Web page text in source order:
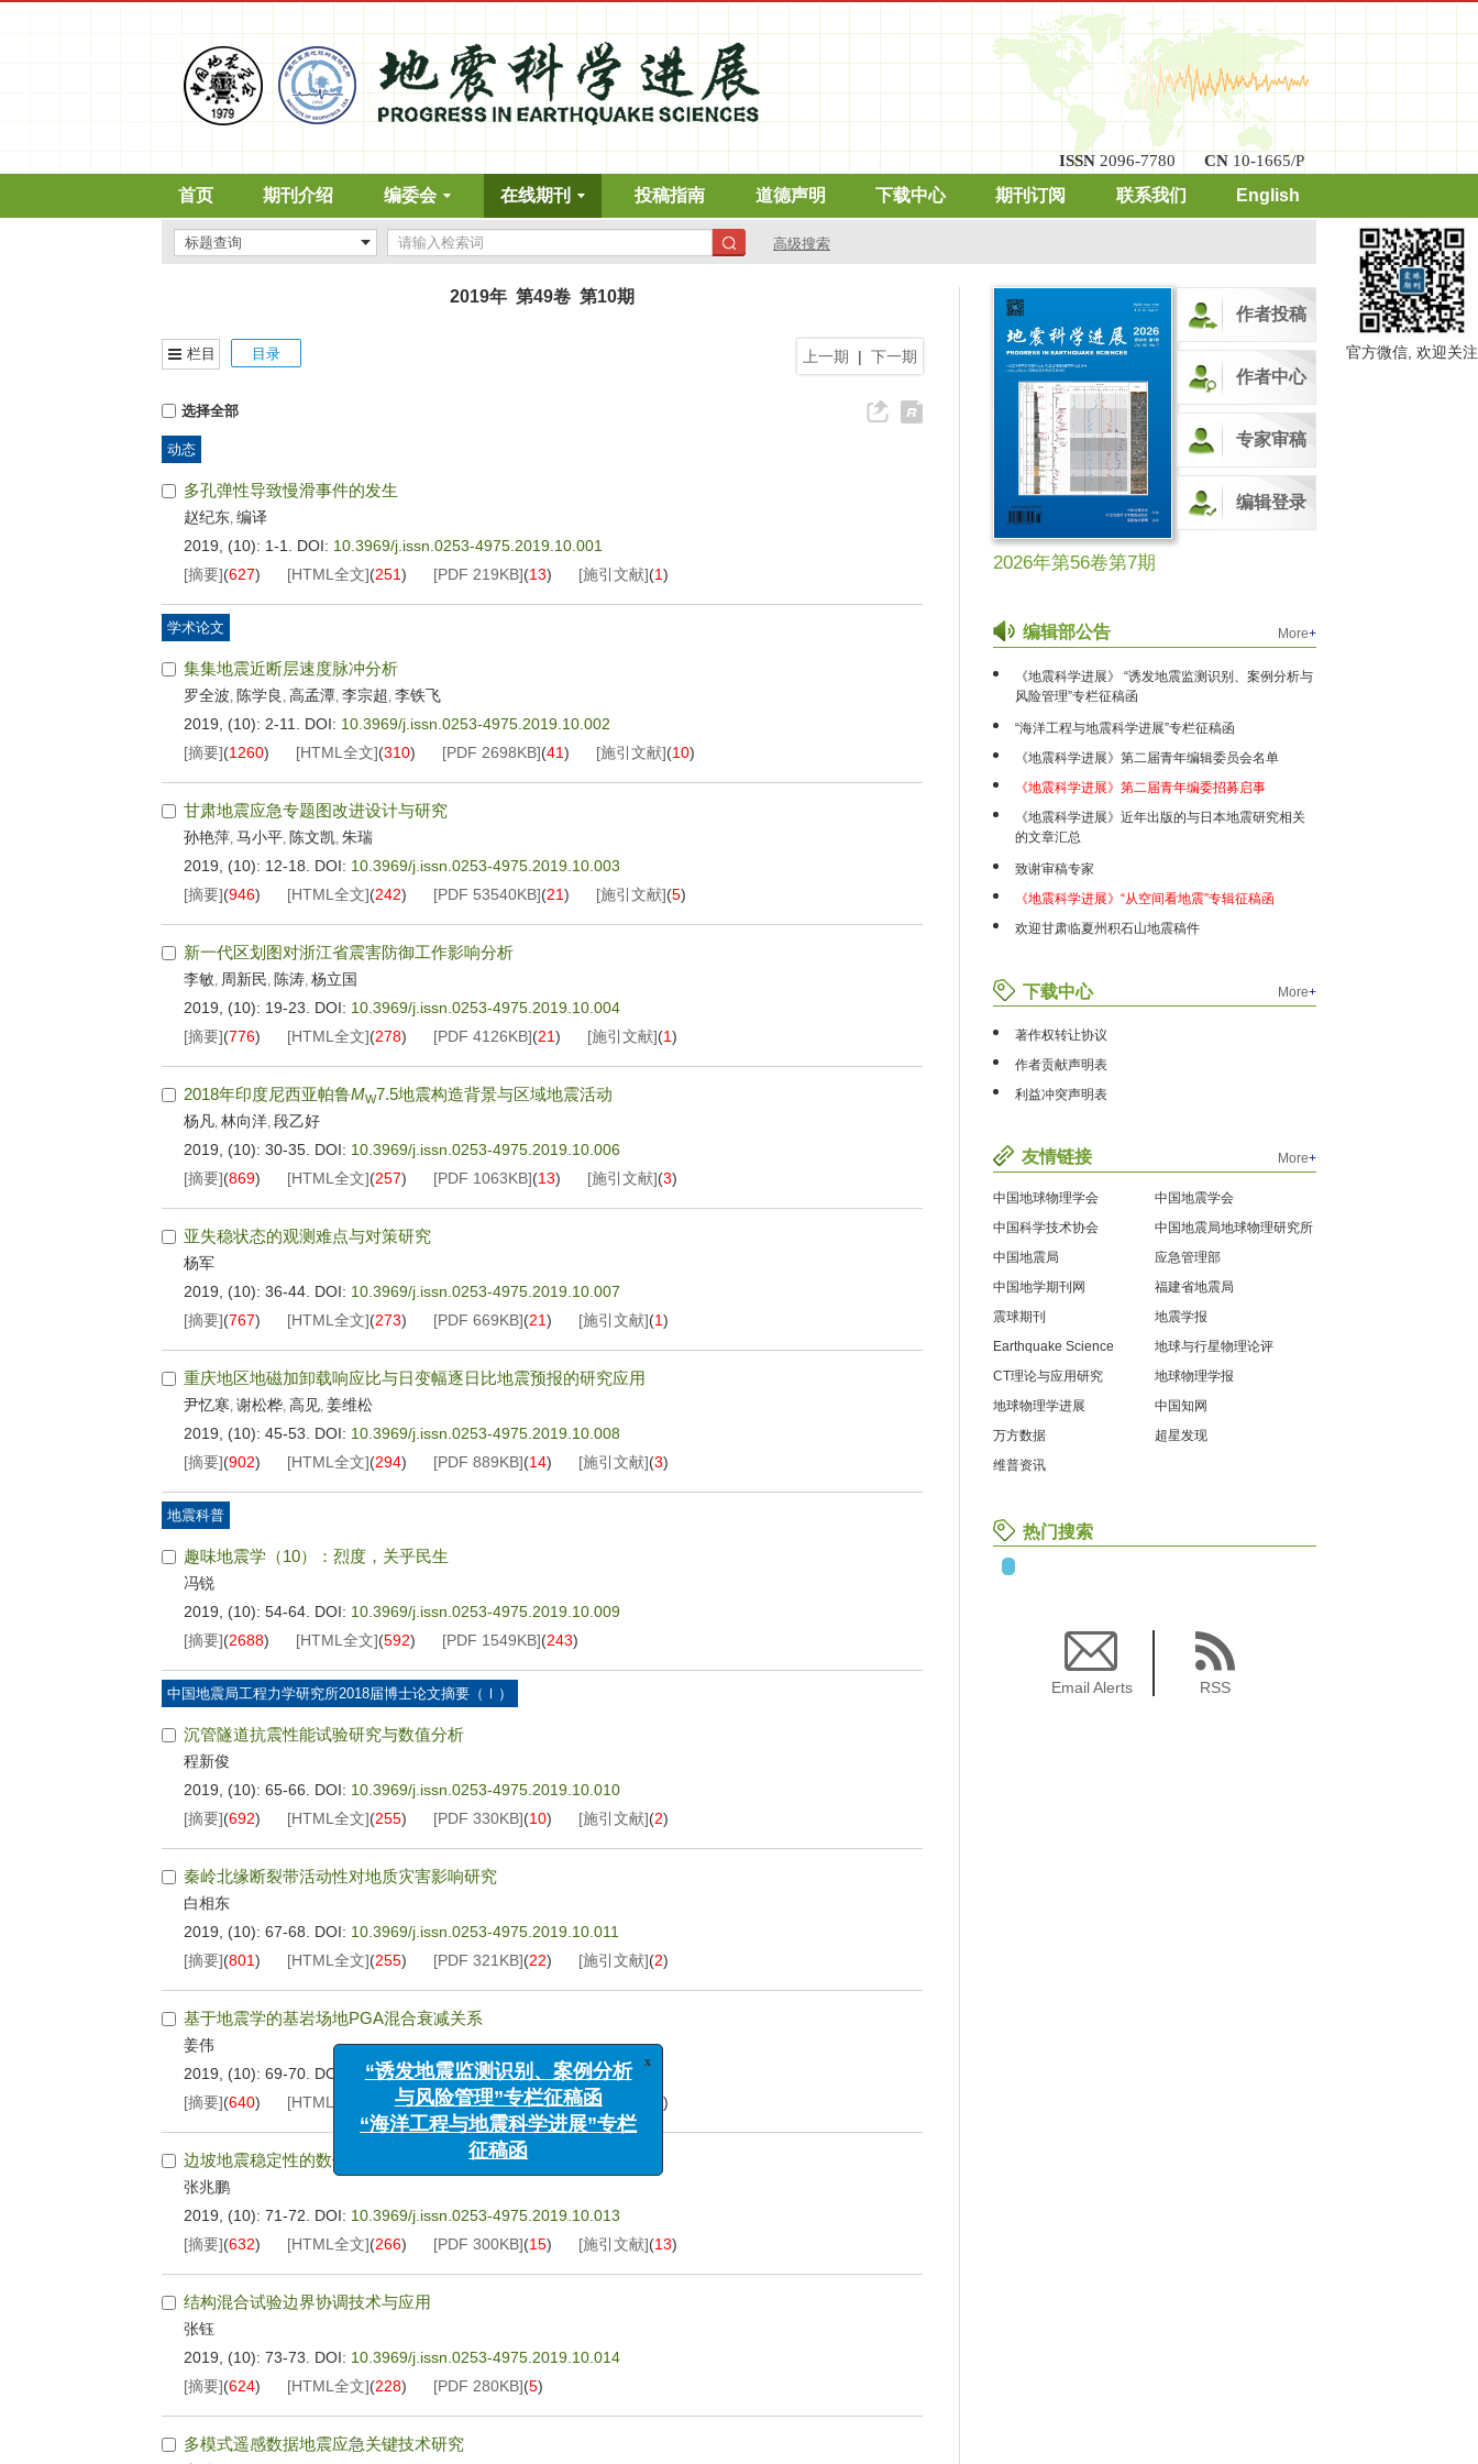
ISSN 2096-7780 CN 10-1665/P
首页 期刊介绍 编委会 在线期刊 投稿指南 道德声明 下载中心 期刊订阅 联系我们 English
高级搜索
2019年 第49卷 第10期
上一期 | 下一期
栏目 目录
选择全部
动态
多孔弹性导致慢滑事件的发生
赵纪东, 编译
2019, (10): 1-1.
DOI: 10.3969/j.issn.0253-4975.2019.10.001
[摘要](627) [HTML全文](251) [PDF 219KB](13) [施引文献](1)
学术论文
集集地震近断层速度脉冲分析
罗全波, 陈学良 , 高孟潭, 李宗超 , 李铁飞
2019, (10): 2-11.
DOI: 10.3969/j.issn.0253-4975.2019.10.002
[摘要](1260) [HTML全文](310) [PDF 2698KB](41) [施引文献](10)
甘肃地震应急专题图改进设计与研究
孙艳萍, 马小平, 陈文凯, 朱瑞
2019, (10): 12-18.
DOI: 10.3969/j.issn.0253-4975.2019.10.003
[摘要](946) [HTML全文](242) [PDF 53540KB](21) [施引文献](5)
新一代区划图对浙江省震害防御工作影响分析
李敏, 周新民, 陈涛, 杨立国
2019, (10): 19-23.
DOI: 10.3969/j.issn.0253-4975.2019.10.004
[摘要](776) [HTML全文](278) [PDF 4126KB](21) [施引文献](1)
2018年印度尼西亚帕鲁MW7.5地震构造背景与区域地震活动
杨凡, 林向洋, 段乙好
2019, (10): 30-35. DOI: 10.3969/j.issn.0253-4975.2019.10.006
[摘要](869) [HTML全文](257) [PDF 1063KB](13) [施引文献](3)
亚失稳状态的观测难点与对策研究
杨军
2019, (10): 36-44. DOI: 10.3969/j.issn.0253-4975.2019.10.007
[摘要](767) [HTML全文](273) [PDF 669KB](21) [施引文献](1)
重庆地区地磁加卸载响应比与日变幅逐日比地震预报的研究应用
尹忆寒, 谢松桦, 高见, 姜维松
2019, (10): 45-53.
DOI: 10.3969/j.issn.0253-4975.2019.10.008
[摘要](902) [HTML全文](294) [PDF 889KB](14) [施引文献](3)
地震科普
趣味地震学（10）：烈度，关乎民生
冯锐
2019, (10): 54-64. DOI: 10.3969/j.issn.0253-4975.2019.10.009
[摘要](2688) [HTML全文](592) [PDF 1549KB](243)
中国地震局工程力学研究所2018届博士论文摘要（Ⅰ）
沉管隧道抗震性能试验研究与数值分析
程新俊
2019, (10): 65-66.
DOI: 10.3969/j.issn.0253-4975.2019.10.010
[摘要](692) [HTML全文](255) [PDF 330KB](10) [施引文献](2)
秦岭北缘断裂带活动性对地质灾害影响研究
白相东
2019, (10): 67-68.
DOI: 10.3969/j.issn.0253-4975.2019.10.011
[摘要](801) [HTML全文](255) [PDF 321KB](22) [施引文献](2)
基于地震学的基岩场地PGA混合衰减关系
姜伟
2019, (10): 69-70. DOI:
10.3969/j.issn.0253-4975.2019.10.012
[摘要](640) [HTML全文] 218) [PDF320KB](13) [施引文献] )
边坡地震稳定性的数值模拟研究
张兆鹏
2019, (10): 71-72.
DOI: 10.3969/j.issn.0253-4975.2019.10.013
[摘要](632) [HTML全文](266) [PDF 300KB](15) [施引文献](13)
结构混合试验边界协调技术与应用
张钰
2019, (10): 73-73.
DOI: 10.3969/j.issn.0253-4975.2019.10.014
[摘要](624) [HTML全文](228) [PDF 280KB](5)
多模式遥感数据地震应急关键技术研究
作者投稿
作者中心
专家审稿
编辑登录
2026年第56卷第7期
编辑部公告 More+
《地震科学进展》 “诱发地震监测识别、案例分析与
风险管理”专栏征稿函
“海洋工程与地震科学进展”专栏征稿函
《地震科学进展》第二届青年编辑委员会名单
《地震科学进展》第二届青年编委招募启事
《地震科学进展》近年出版的与日本地震研究相关
的文章汇总
致谢审稿专家
《地震科学进展》“从空间看地震”专辑征稿函
欢迎甘肃临夏州积石山地震稿件
下载中心 More+
著作权转让协议
作者贡献声明表
利益冲突声明表
友情链接 More+
中国地球物理学会
中国地震学会
中国科学技术协会
中国地震局地球物理研究所
中国地震局
应急管理部
中国地学期刊网
福建省地震局
震球期刊
地震学报
Earthquake Science
地球与行星物理论评
CT理论与应用研究
地球物理学报
地球物理学进展
中国知网
万方数据
超星发现
维普资讯
热门搜索
Email Alerts RSS
官方微信, 欢迎关注
“诱发地震监测识别、案例分析
与风险管理”专栏征稿函
“海洋工程与地震科学进展”专栏
征稿函